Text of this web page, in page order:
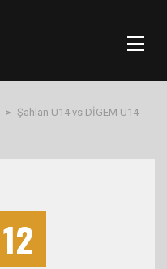
> Şahlan U14 vs DİGEM U14
12